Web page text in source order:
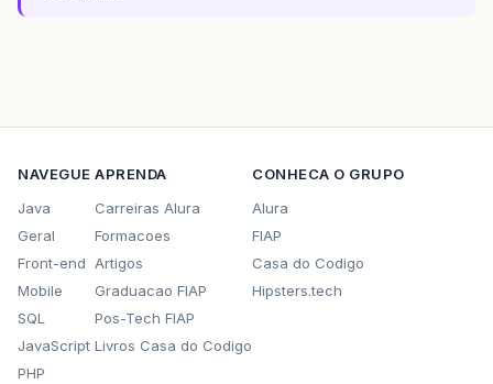
NAVEGUE
Java
Geral
Front-end
Mobile
SQL
JavaScript
PHP
APRENDA
Carreiras Alura
Formacoes
Artigos
Graduacao FIAP
Pos-Tech FIAP
Livros Casa do Codigo
CONHECA O GRUPO
Alura
FIAP
Casa do Codigo
Hipsters.tech